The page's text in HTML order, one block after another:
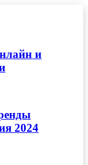
и
2024